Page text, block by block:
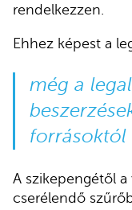
rendelkezzen.
Ehhez képest a
még a
forrásoktól
A szikepengétől a
cserélendő